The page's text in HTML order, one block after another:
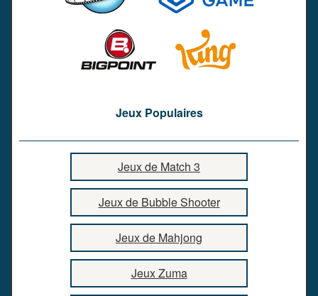
Jeux Populaires
Jeux de Match 3
Jeux de Bubble Shooter
Jeux de Mahjong
Jeux Zuma